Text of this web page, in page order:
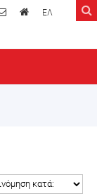
ΕΛ